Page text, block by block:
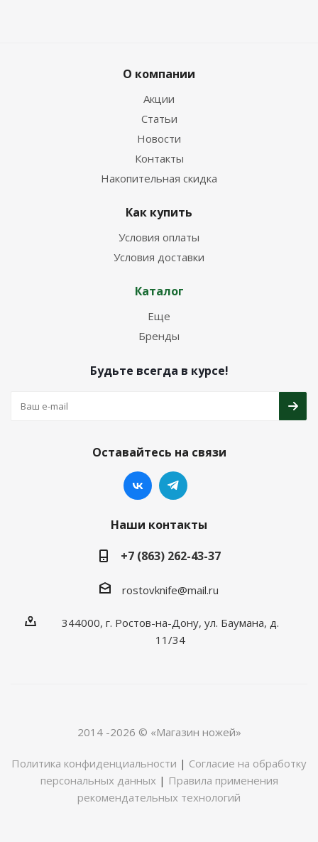
О компании
Акции
Статьи
Новости
Контакты
Накопительная скидка
Как купить
Условия оплаты
Условия доставки
Каталог
Еще
Бренды
Будьте всегда в курсе!
Оставайтесь на связи
Наши контакты
+7 (863) 262-43-37
rostovknife@mail.ru
344000, г. Ростов-на-Дону, ул. Баумана, д.
11/34
2014 -2026 © «Магазин ножей»
Политика конфиденциальности | Согласие на обработку
персональных данных | Правила применения
рекомендательных технологий